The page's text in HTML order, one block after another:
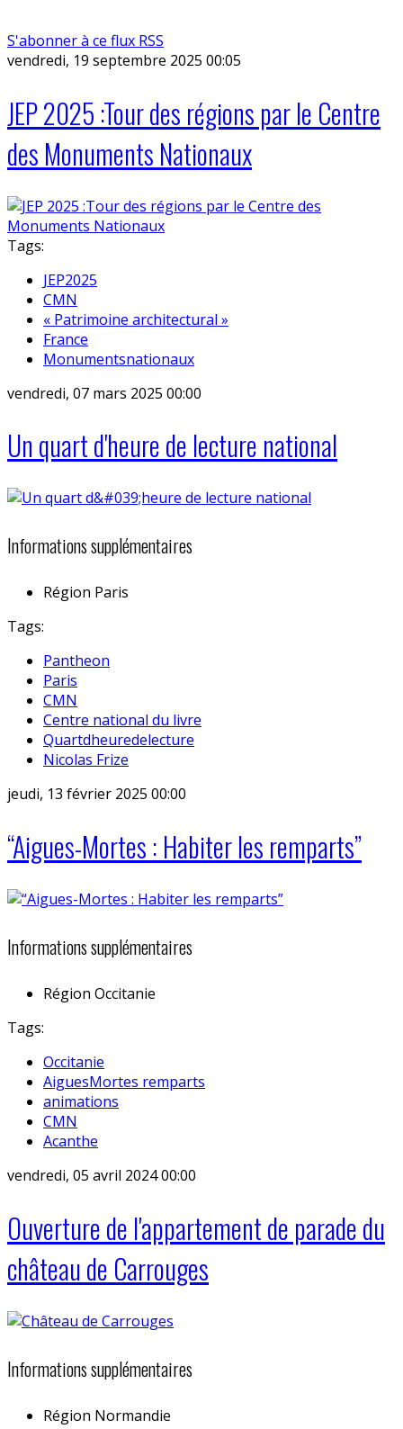
S'abonner à ce flux RSS
vendredi, 19 septembre 2025 00:05
JEP 2025 :Tour des régions par le Centre
des Monuments Nationaux
Tags:
JEP2025
CMN
« Patrimoine architectural »
France
Monumentsnationaux
vendredi, 07 mars 2025 00:00
Un quart d'heure de lecture national
Informations supplémentaires
Région Paris
Tags:
Pantheon
Paris
CMN
Centre national du livre
Quartdheuredelecture
Nicolas Frize
jeudi, 13 février 2025 00:00
“Aigues-Mortes : Habiter les remparts”
Informations supplémentaires
Région Occitanie
Tags:
Occitanie
AiguesMortes remparts
animations
CMN
Acanthe
vendredi, 05 avril 2024 00:00
Ouverture de l'appartement de parade du
château de Carrouges
Informations supplémentaires
Région Normandie